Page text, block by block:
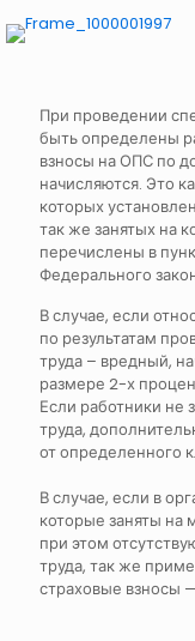
При проведении
быть определены
взносы на ОПС по
начисляются. Это
которых
так же занятых на
перечислены в
Федерального
В случае, если
по результатам
труда – вредный,
размере 2-х
Если работники не
труда,
от определенного
В случае, если в
которые заняты на
при этом
труда, так же
страховые взносы